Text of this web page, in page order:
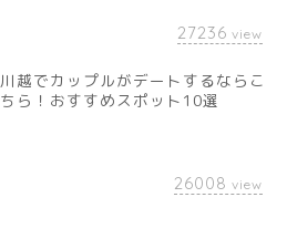
27236 view
川越でカップルがデートするならこ
ちら！おすすめスポット10選
26008 view